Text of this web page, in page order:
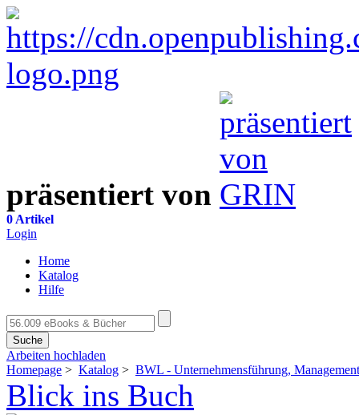
präsentiert von
0 Artikel
Login
Home
Katalog
Hilfe
Suche
Arbeiten hochladen
Homepage > Katalog > BWL - Unternehmensführung,
Blick ins Buch